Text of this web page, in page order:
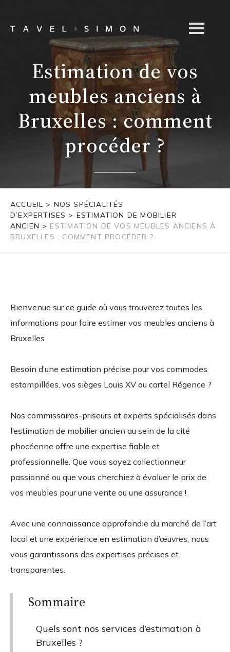
Estimation de vos
meubles anciens à
Bruxelles : comment
procéder ?
ACCUEIL > NOS SPÉCIALITÉS
D’EXPERTISES > ESTIMATION DE MOBILIER
ANCIEN > ESTIMATION DE VOS MEUBLES ANCIENS À
BRUXELLES : COMMENT PROCÉDER ?
Bienvenue sur ce guide où vous trouverez toutes les
informations pour faire estimer vos meubles anciens à
Bruxelles
Besoin d’une estimation précise pour vos commodes
estampillées, vos sièges Louis XV ou cartel Régence ?
Nos commissaires-priseurs et experts spécialisés dans
l’estimation de mobilier ancien au sein de la cité
phocéenne offre une expertise fiable et
professionnelle. Que vous soyez collectionneur
passionné ou que vous cherchiez à évaluer le prix de
vos meubles pour une vente ou une assurance !
Avec une connaissance approfondie du marché de l’art
local et une expérience en estimation d’œuvres, nous
vous garantissons des expertises précises et
transparentes.
Sommaire
Quels sont nos services d’estimation à
Bruxelles ?